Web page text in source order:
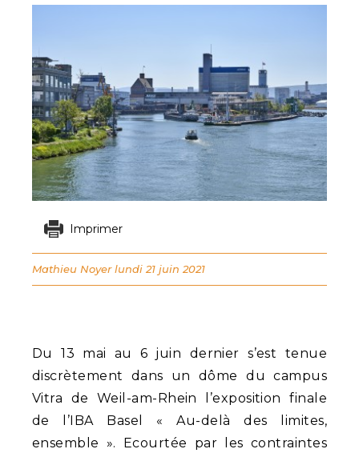
Du 13 mai au 6 juin dernier s’est tenue
discrètement dans un dôme du campus
Vitra de Weil-am-Rhein l’exposition finale
de l’IBA Basel « Au-delà des limites,
ensemble ». Ecourtée par les contraintes
Imprimer
Mathieu Noyer lundi 21 juin 2021